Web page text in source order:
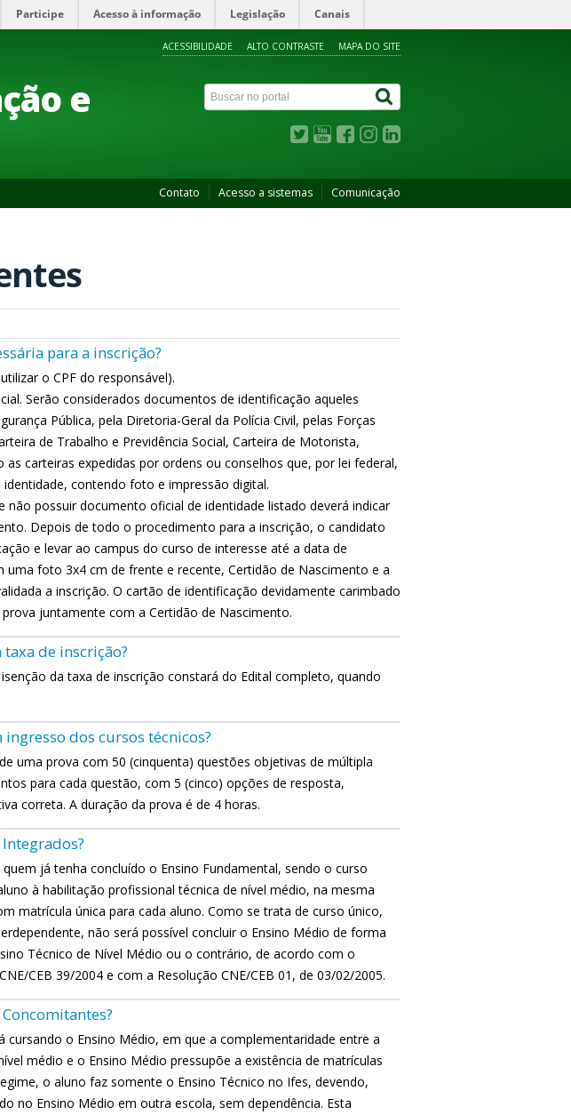
Participe Acesso à informação Legislação Canais
ACESSIBILIDADE ALTO CONTRASTE MAPA DO SITE
e
Contato Acesso a sistemas Comunicação
para a inscrição?
o CPF do responsável).
Serão considerados documentos de identificação aqueles
Pública, pela Diretoria-Geral da Polícia Civil, pelas Forças
de Trabalho e Previdência Social, Carteira de Motorista,
carteiras expedidas por ordens ou conselhos que, por lei federal,
contendo foto e impressão digital.
não possuir documento oficial de identidade listado deverá indicar
Depois de todo o procedimento para a inscrição, o candidato
e levar ao campus do curso de interesse até a data de
uma foto 3x4 cm de frente e recente, Certidão de Nascimento e a
a inscrição. O cartão de identificação devidamente carimbado
juntamente com a Certidão de Nascimento.
de inscrição?
da taxa de inscrição constará do Edital completo, quando
dos cursos técnicos?
uma prova com 50 (cinquenta) questões objetivas de múltipla
para cada questão, com 5 (cinco) opções de resposta,
correta. A duração da prova é de 4 horas.
quem já tenha concluído o Ensino Fundamental, sendo o curso
à habilitação profissional técnica de nível médio, na mesma
matrícula única para cada aluno. Como se trata de curso único,
não será possível concluir o Ensino Médio de forma
Técnico de Nível Médio ou o contrário, de acordo com o
CEB 39/2004 e com a Resolução CNE/CEB 01, de 03/02/2005.
cursando o Ensino Médio, em que a complementaridade entre a
médio e o Ensino Médio pressupõe a existência de matrículas
o aluno faz somente o Ensino Técnico no Ifes, devendo,
no Ensino Médio em outra escola, sem dependência. Esta